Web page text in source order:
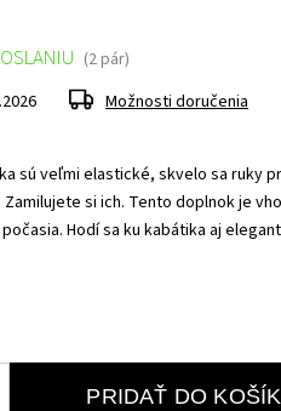
sú veľmi elastické, skvelo sa ruky
si ich. Tento doplnok je
Hodí sa ku kabátika aj
(2 pár)
Možnosti doručenia
PRIDAŤ DO